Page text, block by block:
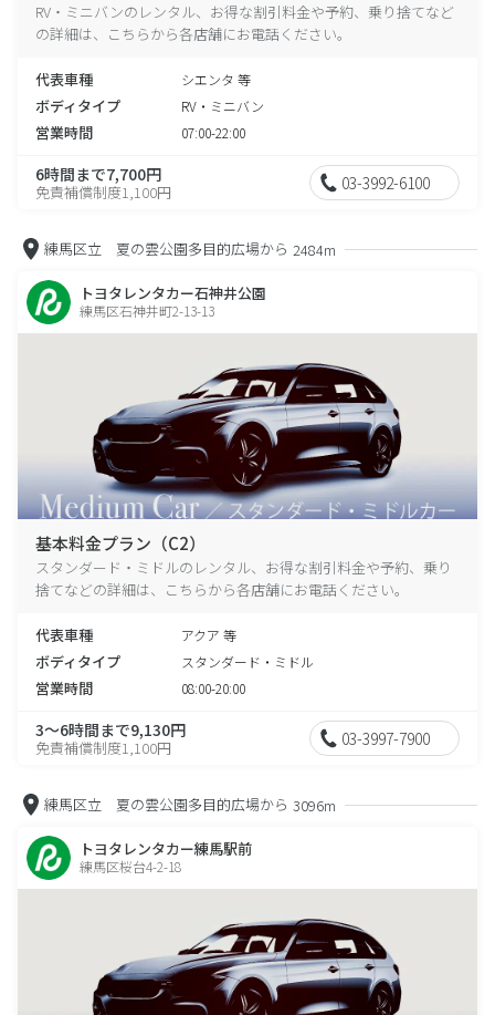
RV・ミニバンのレンタル、お得な割引料金や予約、乗り捨てなど
の詳細は、こちらから各店舗にお電話ください。
代表車種 シエンタ 等
ボディタイプ RV・ミニバン
営業時間 07:00-22:00
6時間まで7,700円
免責補償制度1,100円 03-3992-6100
練馬区立 夏の雲公園多目的広場から 2484m
トヨタレンタカー石神井公園
練馬区石神井町2-13-13
基本料金プラン（C2）
スタンダード・ミドルのレンタル、お得な割引料金や予約、乗り
捨てなどの詳細は、こちらから各店舗にお電話ください。
代表車種 アクア 等
ボディタイプ スタンダード・ミドル
営業時間 08:00-20:00
3～6時間まで9,130円
免責補償制度1,100円 03-3997-7900
練馬区立 夏の雲公園多目的広場から 3096m
トヨタレンタカー練馬駅前
練馬区桜台4-2-18